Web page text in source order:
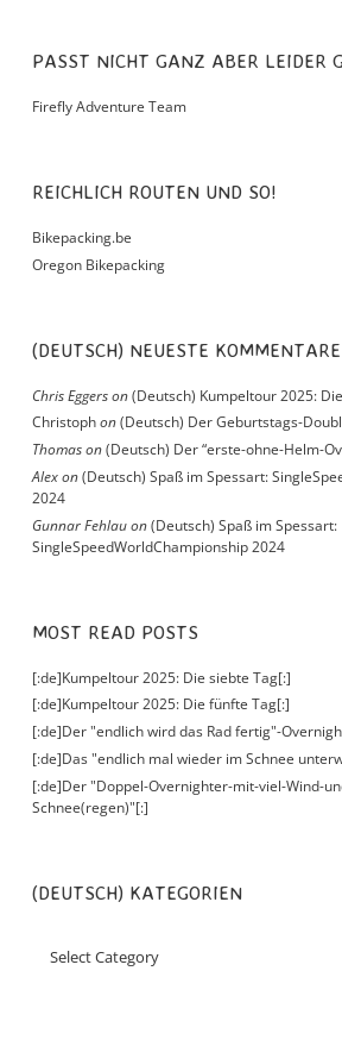
PASST NICHT GANZ ABER LEIDER
Firefly Adventure Team
REICHLICH ROUTEN UND SO!
Bikepacking.be
Oregon Bikepacking
(DEUTSCH) NEUESTE KOMMENTARE
Chris Eggerson(Deutsch) Kumpeltour 2025:
Christophon(Deutsch) Der Geburtstags-
Thomason(Deutsch) Der “erste-ohne-Helm-
Alexon(Deutsch) Spaß im Spessart:
2024
Gunnar Fehlauon(Deutsch) Spaß im Spessart:
SingleSpeedWorldChampionship 2024
MOST READ POSTS
[:de]Kumpeltour 2025: Die siebte Tag[:]
[:de]Kumpeltour 2025: Die fünfte Tag[:]
[:de]Der "endlich wird das Rad fertig"-
[:de]Das "endlich mal wieder im Schnee
[:de]Der "Doppel-Overnighter-mit-viel-Wind-
Schnee(regen)"[:]
(DEUTSCH) KATEGORIEN